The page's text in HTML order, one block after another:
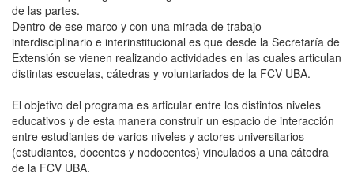
de las partes.
Dentro de ese marco y con una mirada de trabajo
interdisciplinario e interinstitucional es que desde la Secretaría de
Extensión se vienen realizando actividades en las cuales articulan
distintas escuelas, cátedras y voluntariados de la FCV UBA.
El objetivo del programa es articular entre los distintos niveles
educativos y de esta manera construir un espacio de interacción
entre estudiantes de varios niveles y actores universitarios
(estudiantes, docentes y nodocentes) vinculados a una cátedra
de la FCV UBA.